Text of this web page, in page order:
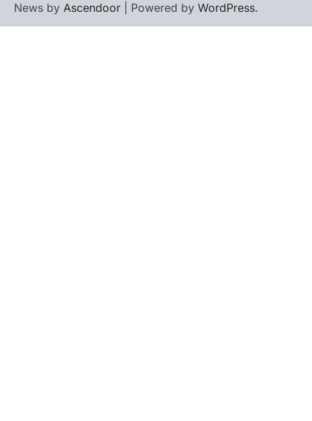
News by Ascendoor | Powered by WordPress.